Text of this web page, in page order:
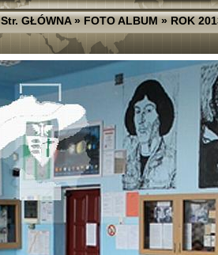
Str. GŁÓWNA»FOTO ALBUM»ROK